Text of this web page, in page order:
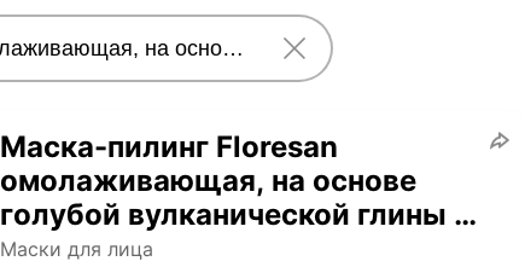
Маска-пилинг Floresan
омолаживающая, на основе
голубой вулканической глины и
пшеничных отрубей, 15 мл
Маски для лица